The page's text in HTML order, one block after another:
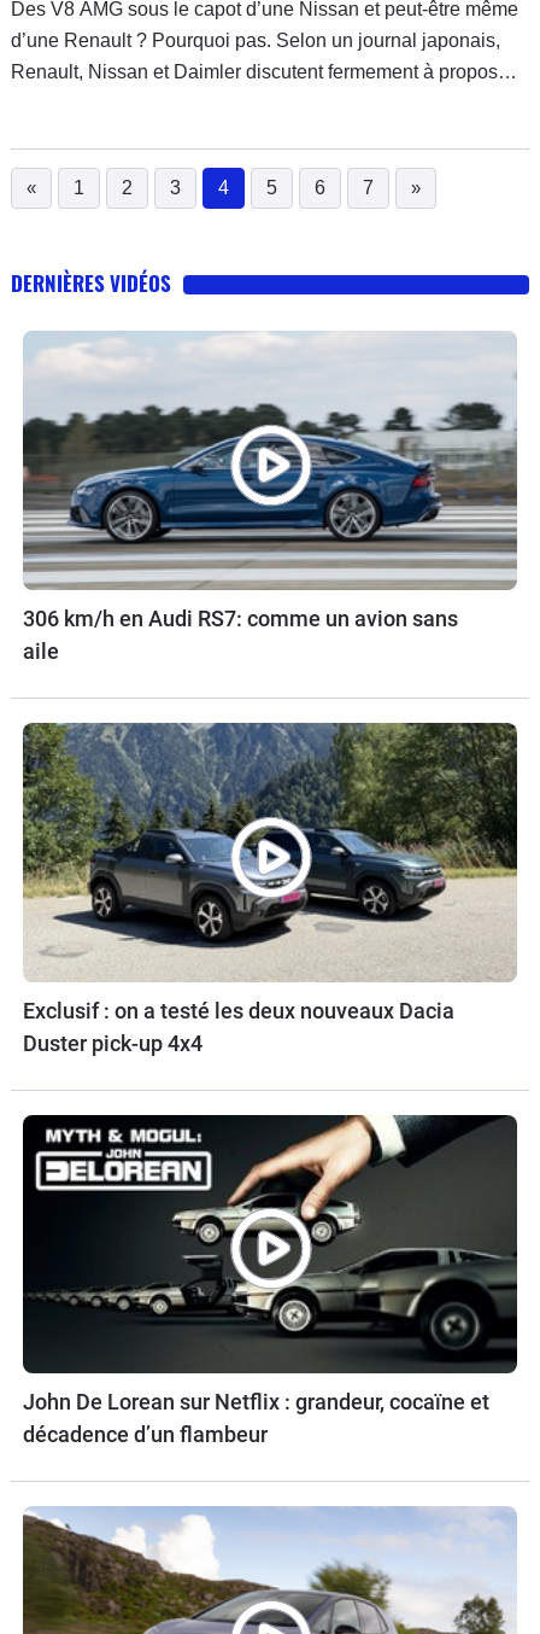
Des V8 AMG sous le capot d’une Nissan et peut-être même
d’une Renault ? Pourquoi pas. Selon un journal japonais,
Renault, Nissan et Daimler discutent fermement à propos
« 1 2 3 4
(current)
5 6 7 »
DERNIÈRES VIDÉOS
306 km/h en Audi RS7: comme un avion sans
aile
Exclusif : on a testé les deux nouveaux Dacia
Duster pick-up 4x4
John De Lorean sur Netflix : grandeur, cocaïne et
décadence d’un flambeur